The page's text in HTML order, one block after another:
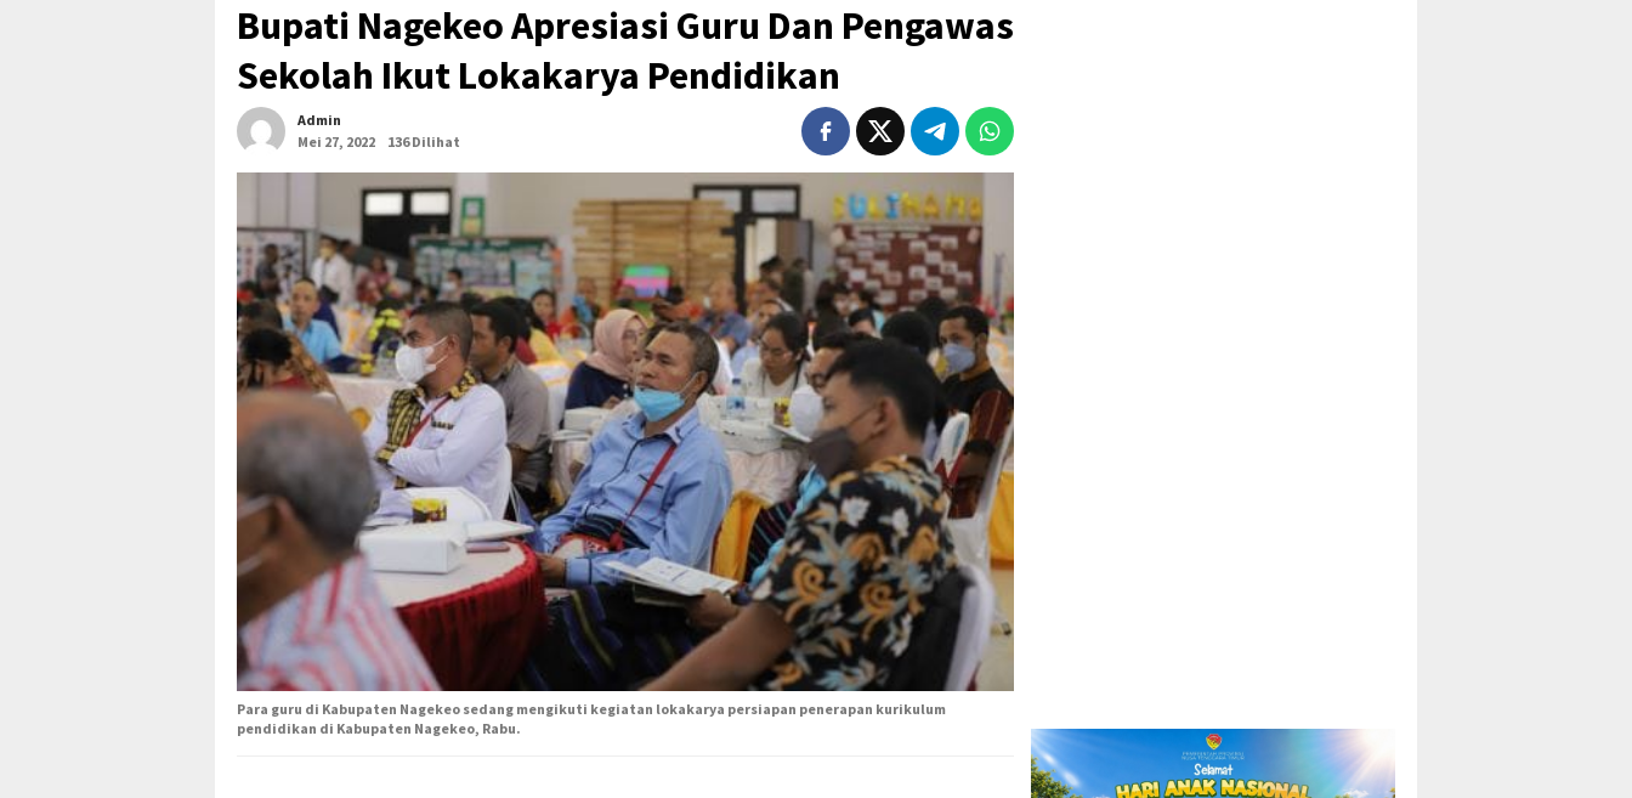
Bupati Nagekeo Apresiasi Guru Dan Pengawas
Sekolah Ikut Lokakarya Pendidikan
Admin
Mei 27, 2022
136 Dilihat
Para guru di Kabupaten Nagekeo sedang mengikuti kegiatan lokakarya persiapan penerapan kurikulum
pendidikan di Kabupaten Nagekeo, Rabu.